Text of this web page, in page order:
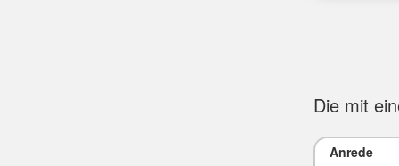
Die mit
Anrede